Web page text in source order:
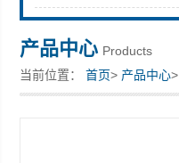
产品中心 Products
当前位置：首页> 产品中心>